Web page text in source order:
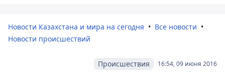
Новости Казахстана и мира на сегодня
Все новости
Новости происшествий
16:54, 09 июня 2016
Происшествия